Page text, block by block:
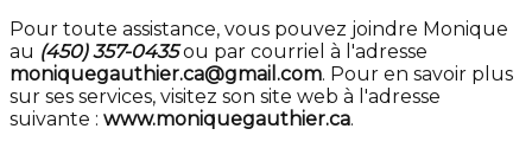
Pour toute assistance, vous pouvez joindre Monique
au (450) 357-0435ou par courriel à l'adresse
moniquegauthier.ca@gmail.com. Pour en savoir plus
sur ses services, visitez son site web à l'adresse
suivante : www.moniquegauthier.ca.